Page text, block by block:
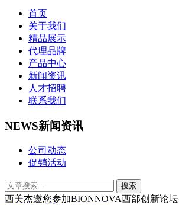
首页
关于我们
精品展示
代理品牌
产品中心
新闻资讯
人才招聘
联系我们
NEWS新闻资讯
公司动态
促销活动
西美杰邀您参加BIONNOVA西部创新论坛